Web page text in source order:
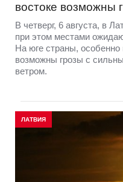
востоке возможны
В четверг, 6 августа, в
при этом местами
На юге страны, особенно
возможны грозы с
ветром.
ЛАТВИЯ